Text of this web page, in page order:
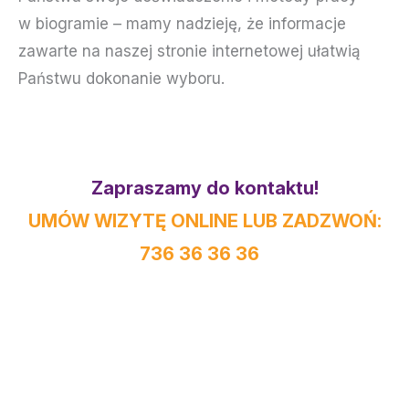
w biogramie – mamy nadzieję, że informacje
zawarte na naszej stronie internetowej ułatwią
Państwu dokonanie wyboru.
Zapraszamy do kontaktu!
UMÓW WIZYTĘ ONLINE LUB ZADZWOŃ:
736 36 36 36